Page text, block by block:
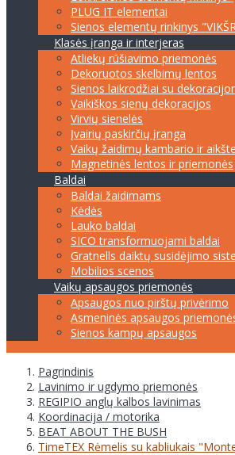
PLUG IT elementai
Sienos elementų rinkinys
Klasės įranga ir interjeras
Atliekų rūšiavimo priemonės
Dekoruotos skelbimų lentos
Sienos laikrodžiai su
Vaikiškos sienų dekoracijos
Virvių sienelės
Įvairių paskirčių įranga
Vaikų žaidimų kambario ir
Magnetinės lentos ir priemonės
Baldai
Baldai žaidimams
Kėdės
Lauko baldai
SICO transformuojami baldai
Gratnells daiktų susidėjimo
Mobilios scenos
Vaikų apsaugos priemonės
Apsaugos nuo pirštų privėrimo
Asmeninės apsaugos
Sienos kampų apsaugos
Pagrindinis
Lavinimo ir ugdymo priemonės
REGIPIO anglų kalbos lavinimas
Koordinacija / motorika
BEAT ABOUT THE BUSH
TimeTEX Rėmelis su kabliukais